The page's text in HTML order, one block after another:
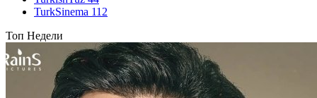
TurkSinema 112
Топ Недели